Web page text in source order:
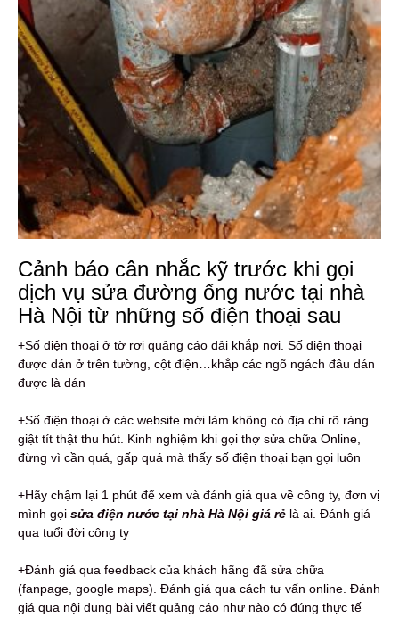
Cảnh báo cân nhắc kỹ trước khi gọi
dịch vụ sửa đường ống nước tại nhà
Hà Nội từ những số điện thoại sau
+Số điện thoại ở tờ rơi quảng cáo dải khắp nơi. Số điện thoại
được dán ở trên tường, cột điện…khắp các ngõ ngách đâu dán
được là dán
+Số điện thoại ở các website mới làm không có địa chỉ rõ ràng
giật tít thật thu hút. Kinh nghiệm khi gọi thợ sửa chữa Online,
đừng vì cần quá, gấp quá mà thấy số điện thoại bạn gọi luôn
+Hãy chậm lại 1 phút để xem và đánh giá qua về công ty, đơn vị
mình gọi sửa điện nước tại nhà Hà Nội giá rẻ là ai. Đánh giá
qua tuổi đời công ty
+Đánh giá qua feedback của khách hãng đã sửa chữa
(fanpage, google maps). Đánh giá qua cách tư vấn online. Đánh
giá qua nội dung bài viết quảng cáo như nào có đúng thực tế